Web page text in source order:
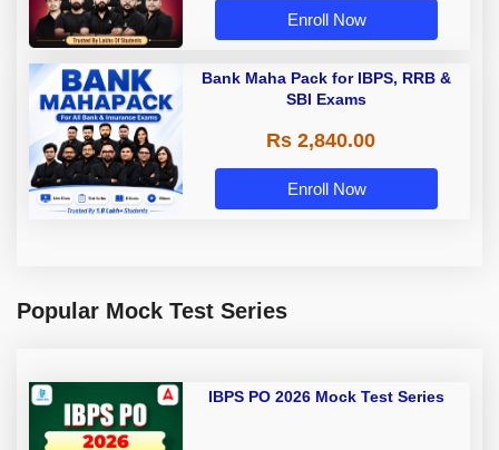
Enroll Now
Bank Maha Pack for IBPS, RRB &
SBI Exams
Rs 2,840.00
Enroll Now
Popular Mock Test Series
IBPS PO 2026 Mock Test Series